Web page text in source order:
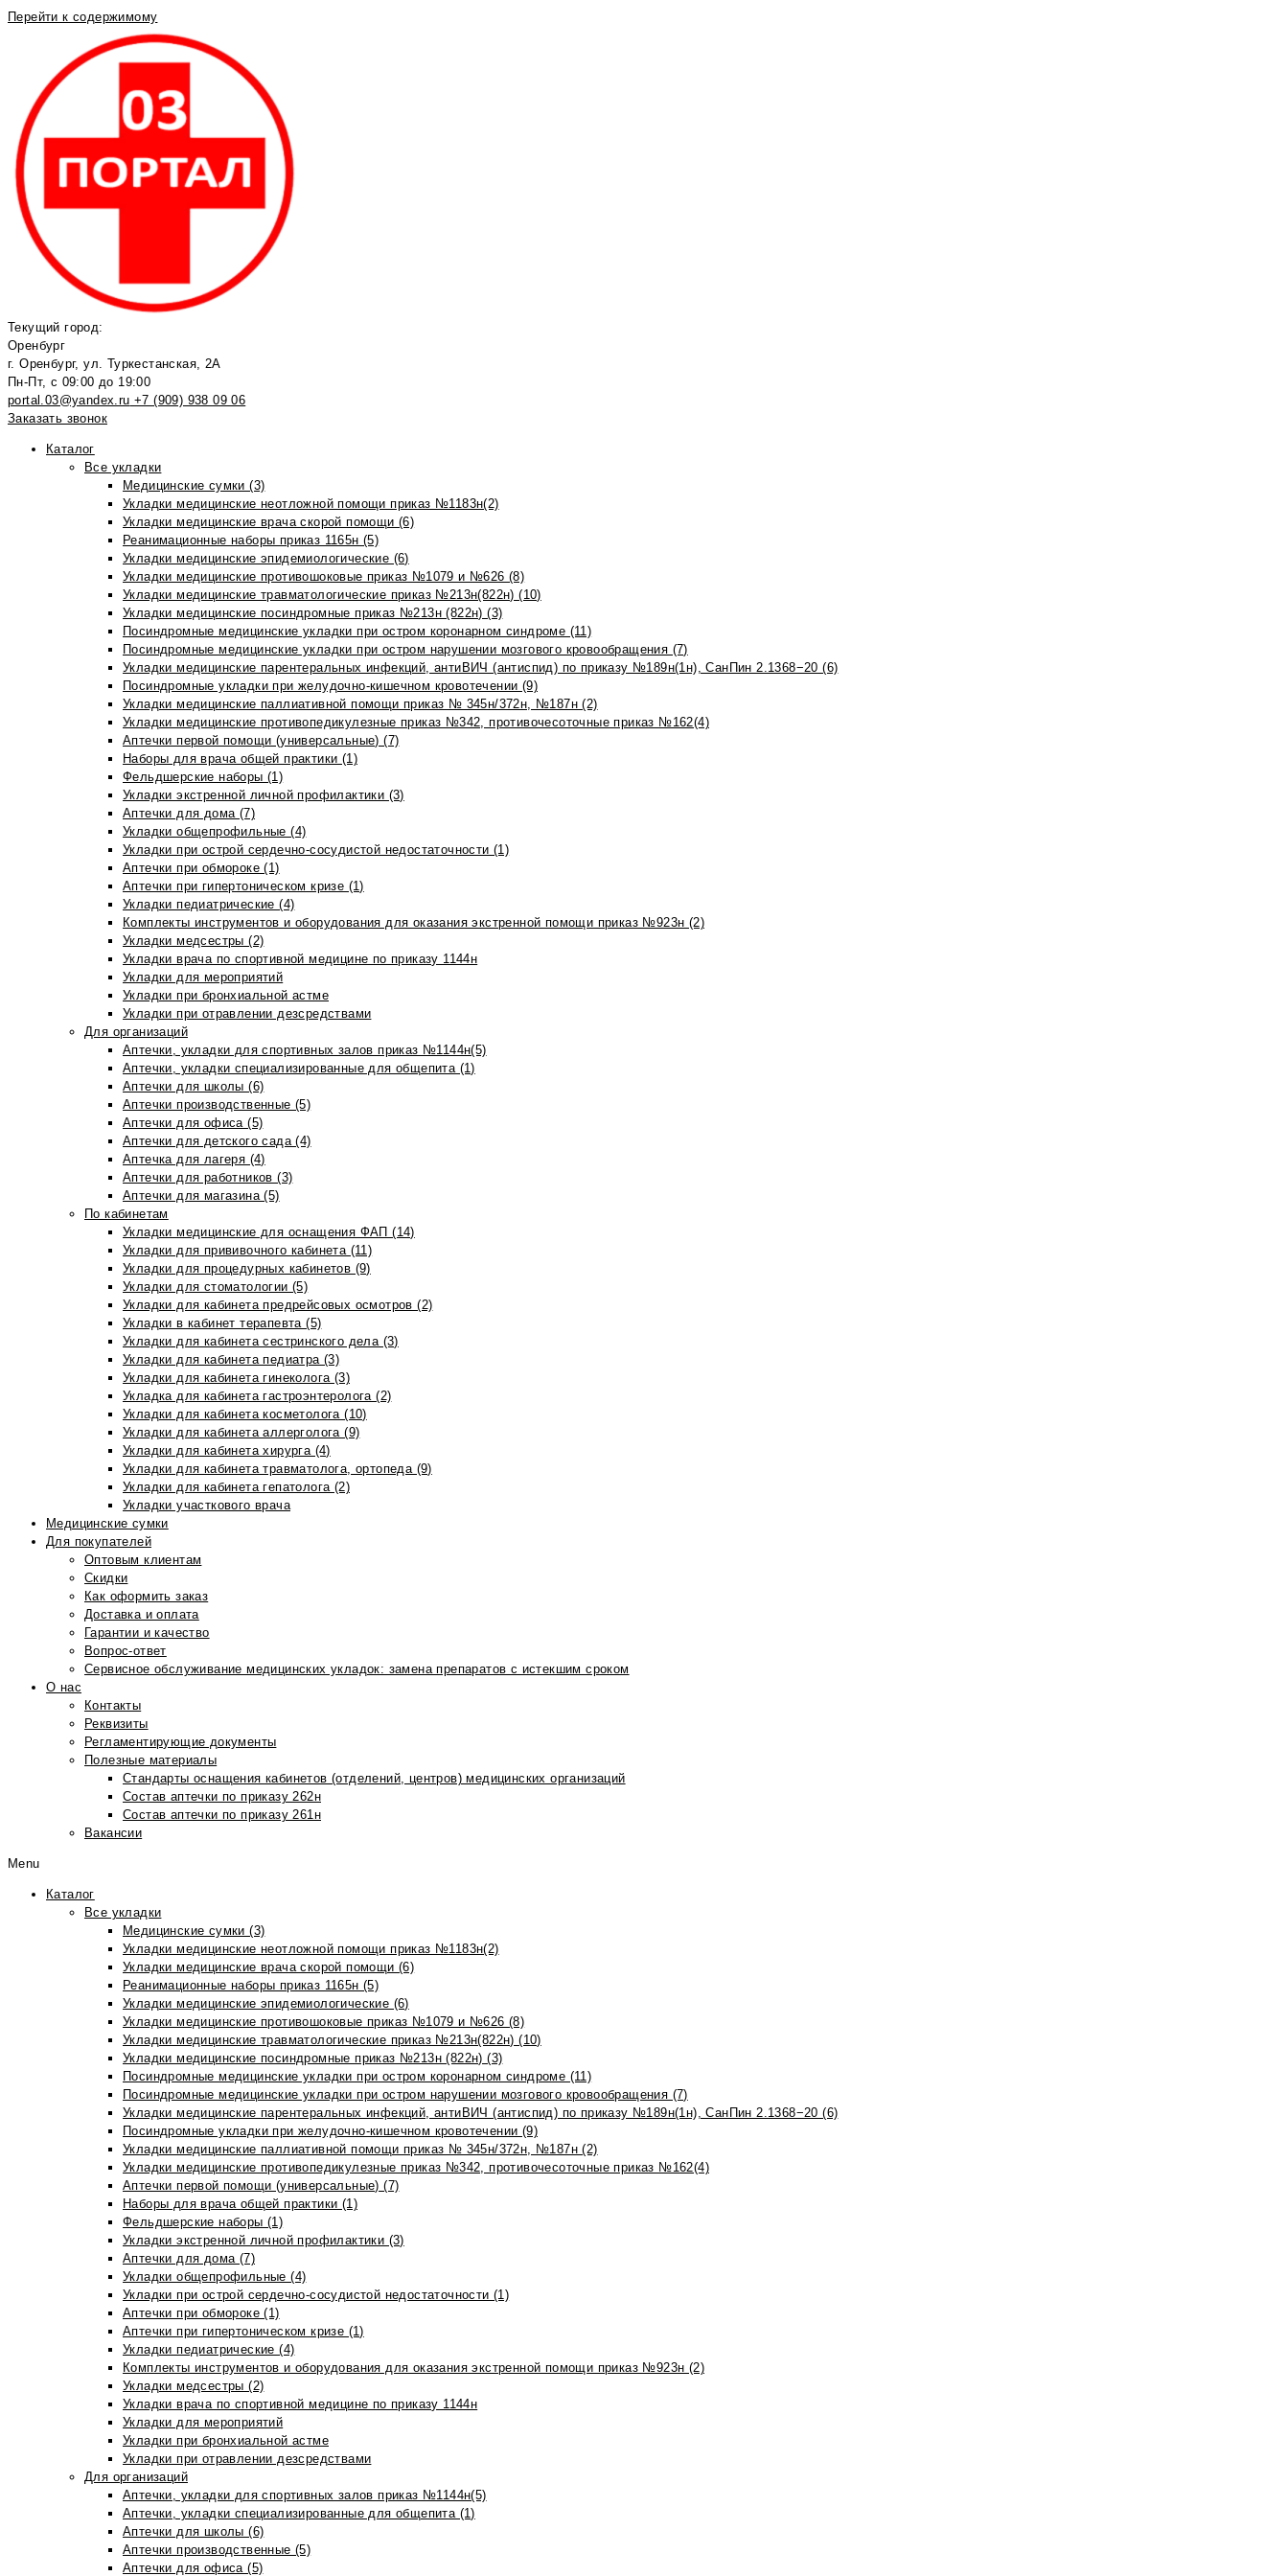
Перейти к содержимому
Текущий город:
Оренбург
г. Оренбург, ул. Туркестанская, 2А
Пн-Пт, с 09:00 до 19:00
portal.03@yandex.ru +7 (909) 938 09 06
Заказать звонок
Каталог
Все укладки
Медицинские сумки (3)
Укладки медицинские неотложной помощи приказ №1183н(2)
Укладки медицинские врача скорой помощи (6)
Реанимационные наборы приказ 1165н (5)
Укладки медицинские эпидемиологические (6)
Укладки медицинские противошоковые приказ №1079 и №626 (8)
Укладки медицинские травматологические приказ №213н(822н) (10)
Укладки медицинские посиндромные приказ №213н (822н) (3)
Посиндромные медицинские укладки при остром коронарном синдроме (11)
Посиндромные медицинские укладки при остром нарушении мозгового кровообращения (7)
Укладки медицинские парентеральных инфекций, антиВИЧ (антиспид) по приказу №189н(1н), СанПин 2.1368−20 (6)
Посиндромные укладки при желудочно-кишечном кровотечении (9)
Укладки медицинские паллиативной помощи приказ № 345н/372н, №187н (2)
Укладки медицинские противопедикулезные приказ №342, противочесоточные приказ №162(4)
Аптечки первой помощи (универсальные) (7)
Наборы для врача общей практики (1)
Фельдшерские наборы (1)
Укладки экстренной личной профилактики (3)
Аптечки для дома (7)
Укладки общепрофильные (4)
Укладки при острой сердечно-сосудистой недостаточности (1)
Аптечки при обмороке (1)
Аптечки при гипертоническом кризе (1)
Укладки педиатрические (4)
Комплекты инструментов и оборудования для оказания экстренной помощи приказ №923н (2)
Укладки медсестры (2)
Укладки врача по спортивной медицине по приказу 1144н
Укладки для мероприятий
Укладки при бронхиальной астме
Укладки при отравлении дезсредствами
Для организаций
Аптечки, укладки для спортивных залов приказ №1144н(5)
Аптечки, укладки специализированные для общепита (1)
Аптечки для школы (6)
Аптечки производственные (5)
Аптечки для офиса (5)
Аптечки для детского сада (4)
Аптечка для лагеря (4)
Аптечки для работников (3)
Аптечки для магазина (5)
По кабинетам
Укладки медицинские для оснащения ФАП (14)
Укладки для прививочного кабинета (11)
Укладки для процедурных кабинетов (9)
Укладки для стоматологии (5)
Укладки для кабинета предрейсовых осмотров (2)
Укладки в кабинет терапевта (5)
Укладки для кабинета сестринского дела (3)
Укладки для кабинета педиатра (3)
Укладки для кабинета гинеколога (3)
Укладка для кабинета гастроэнтеролога (2)
Укладки для кабинета косметолога (10)
Укладки для кабинета аллерголога (9)
Укладки для кабинета хирурга (4)
Укладки для кабинета травматолога, ортопеда (9)
Укладки для кабинета гепатолога (2)
Укладки участкового врача
Медицинские сумки
Для покупателей
Оптовым клиентам
Скидки
Как оформить заказ
Доставка и оплата
Гарантии и качество
Вопрос-ответ
Сервисное обслуживание медицинских укладок: замена препаратов с истекшим сроком
О нас
Контакты
Реквизиты
Регламентирующие документы
Полезные материалы
Стандарты оснащения кабинетов (отделений, центров) медицинских организаций
Состав аптечки по приказу 262н
Состав аптечки по приказу 261н
Вакансии
Menu
Каталог
Все укладки
Медицинские сумки (3)
Укладки медицинские неотложной помощи приказ №1183н(2)
Укладки медицинские врача скорой помощи (6)
Реанимационные наборы приказ 1165н (5)
Укладки медицинские эпидемиологические (6)
Укладки медицинские противошоковые приказ №1079 и №626 (8)
Укладки медицинские травматологические приказ №213н(822н) (10)
Укладки медицинские посиндромные приказ №213н (822н) (3)
Посиндромные медицинские укладки при остром коронарном синдроме (11)
Посиндромные медицинские укладки при остром нарушении мозгового кровообращения (7)
Укладки медицинские парентеральных инфекций, антиВИЧ (антиспид) по приказу №189н(1н), СанПин 2.1368−20 (6)
Посиндромные укладки при желудочно-кишечном кровотечении (9)
Укладки медицинские паллиативной помощи приказ № 345н/372н, №187н (2)
Укладки медицинские противопедикулезные приказ №342, противочесоточные приказ №162(4)
Аптечки первой помощи (универсальные) (7)
Наборы для врача общей практики (1)
Фельдшерские наборы (1)
Укладки экстренной личной профилактики (3)
Аптечки для дома (7)
Укладки общепрофильные (4)
Укладки при острой сердечно-сосудистой недостаточности (1)
Аптечки при обмороке (1)
Аптечки при гипертоническом кризе (1)
Укладки педиатрические (4)
Комплекты инструментов и оборудования для оказания экстренной помощи приказ №923н (2)
Укладки медсестры (2)
Укладки врача по спортивной медицине по приказу 1144н
Укладки для мероприятий
Укладки при бронхиальной астме
Укладки при отравлении дезсредствами
Для организаций
Аптечки, укладки для спортивных залов приказ №1144н(5)
Аптечки, укладки специализированные для общепита (1)
Аптечки для школы (6)
Аптечки производственные (5)
Аптечки для офиса (5)